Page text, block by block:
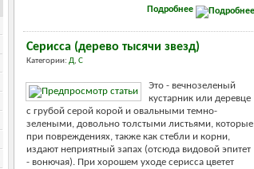
Подробнее
Серисса (дерево тысячи звезд)
Категории: Д, С
Это - вечнозеленый
кустарник или деревце
с грубой серой корой и овальными темно-
зелеными, довольно толстыми листьями, которые
при повреждениях, также как стебли и корни,
издают неприятный запах (отсюда видовой эпитет
- вонючая). При хорошем уходе серисса цветет